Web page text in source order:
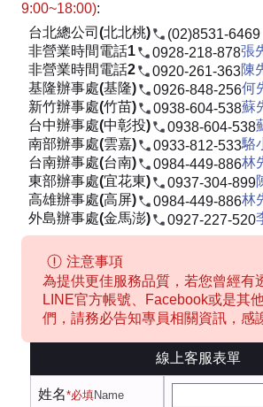
9:00~18:00):
台北總公司(北北桃)
(02)8531-6469
非營業時間電話1
0928-218-878張
非營業時間電話2
0920-261-363陳
基隆辦事處(基隆)
0926-848-256何
新竹辦事處(竹苗)
0938-604-538蘇
台中辦事處(中彰投)
0938-604-538
南部辦事處(雲嘉)
0933-812-533駱
台南辦事處(台南)
0984-449-886林
東部辦事處(宜花東)
0937-304-899
高雄辦事處(高屏)
0984-449-886林
外島辦事處(金馬澎)
0927-227-520
注意事項
為提供更佳服務品質，若您曾經有
LINE官方帳號、Facebook或是其
們，請務必告知專員相關資訊，感
線上客服表單
姓名*必填Name